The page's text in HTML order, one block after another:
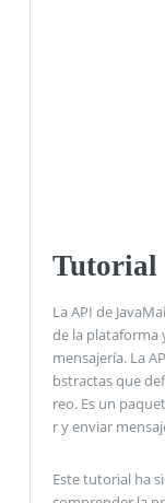
Tutorial
La API de
de la plataforma
mensajería. La
bstractas que
reo. Es un
r y enviar
Este tutorial ha